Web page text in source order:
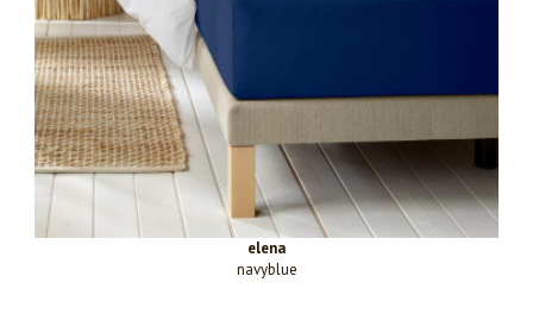
elena
navyblue